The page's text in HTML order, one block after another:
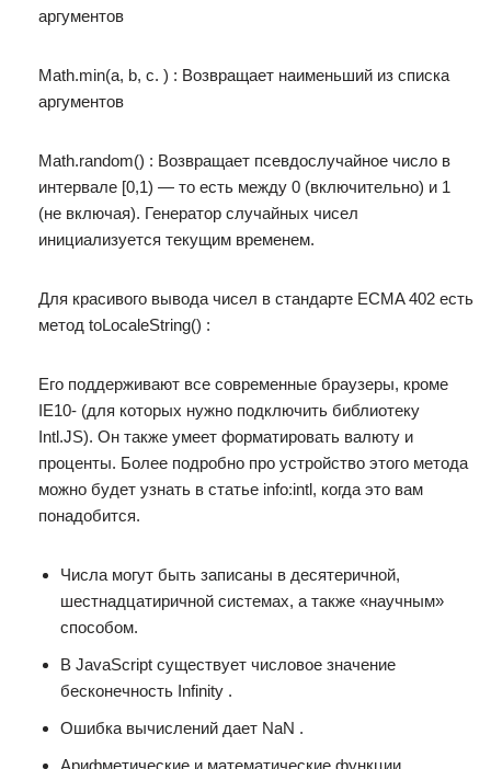
аргументов
Math.min(a, b, c. ) : Возвращает наименьший из списка
аргументов
Math.random() : Возвращает псевдослучайное число в
интервале [0,1) — то есть между 0 (включительно) и 1
(не включая). Генератор случайных чисел
инициализуется текущим временем.
Для красивого вывода чисел в стандарте ECMA 402 есть
метод toLocaleString() :
Его поддерживают все современные браузеры, кроме
IE10- (для которых нужно подключить библиотеку
Intl.JS). Он также умеет форматировать валюту и
проценты. Более подробно про устройство этого метода
можно будет узнать в статье info:intl, когда это вам
понадобится.
Числа могут быть записаны в десятеричной,
шестнадцатиричной системах, а также «научным»
способом.
В JavaScript существует числовое значение
бесконечность Infinity .
Ошибка вычислений дает NaN .
Арифметические и математические функции